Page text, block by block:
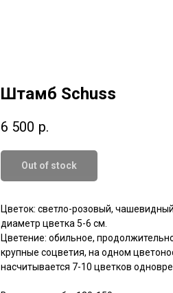
Штамб Schuss
6 500 р.
Out of stock
Цветок: светло-розовый,
диаметр цветка 5-6 см.
Цветение: обильное,
крупные соцветия, на одном
насчитывается 7-10 цветков